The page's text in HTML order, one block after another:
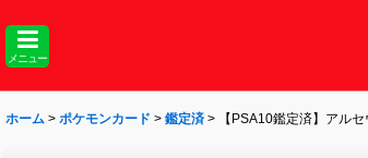
メニュー
ホーム > ポケモンカード > 鑑定済 > 【PSA10鑑定済】アル